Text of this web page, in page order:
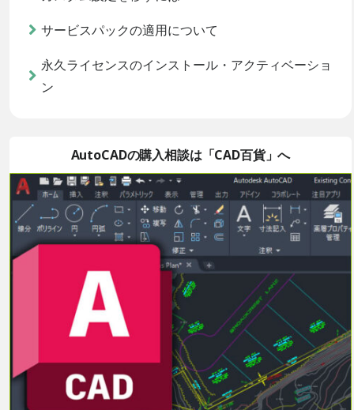
サービスパックの適用について
永久ライセンスのインストール・アクティベーショ
ン
AutoCADの購入相談は「CAD百貨」へ